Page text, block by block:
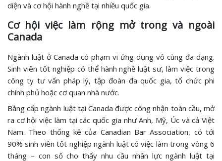
diện và cơ hội hành nghề tại nhiều quốc gia.
Cơ hội việc làm rộng mở trong và ngoài
Canada
Ngành luật ở Canada có phạm vi ứng dụng vô cùng đa dạng.
Sinh viên tốt nghiệp có thể hành nghề luật sư, làm việc trong
công ty tư vấn pháp lý, tập đoàn đa quốc gia, tổ chức phi
chính phủ hoặc cơ quan nhà nước.
Bằng cấp ngành luật tại Canada được công nhận toàn cầu, mở
ra cơ hội việc làm tại các quốc gia như Anh, Mỹ, Úc và cả Việt
Nam. Theo thống kê của Canadian Bar Association, có tới
90% sinh viên tốt nghiệp ngành luật có việc làm trong vòng 6
tháng – con số cho thấy nhu cầu nhân lực ngành luật tại